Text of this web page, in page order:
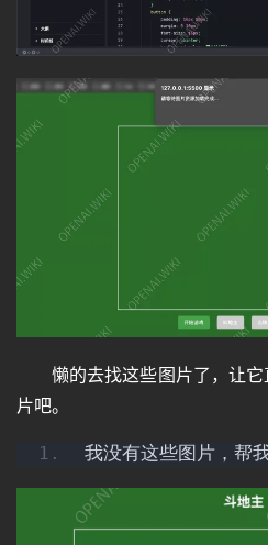
懒的去找这些图片了，让
片吧。
我没有这些图片，帮